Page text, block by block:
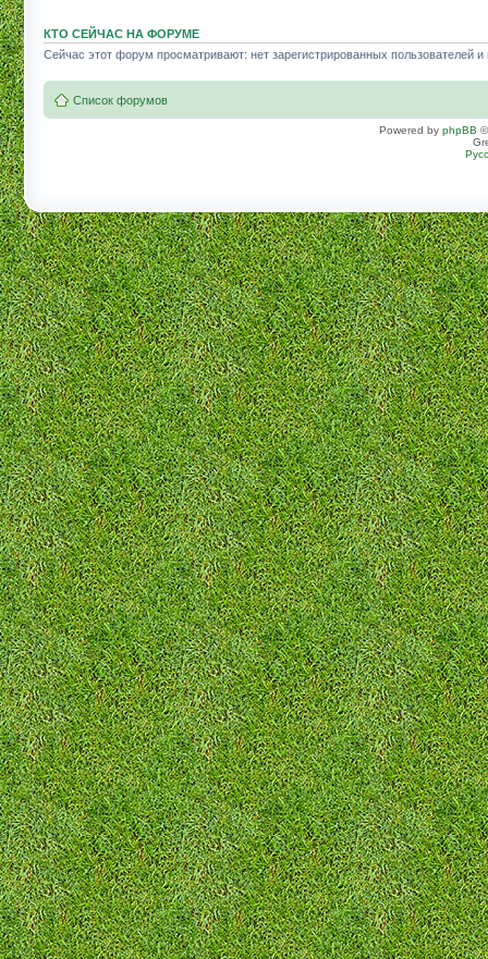
КТО СЕЙЧАС НА ФОРУМЕ
Сейчас этот форум просматривают: нет зарегистрированных пользователей и
Список форумов
Powered by phpBB